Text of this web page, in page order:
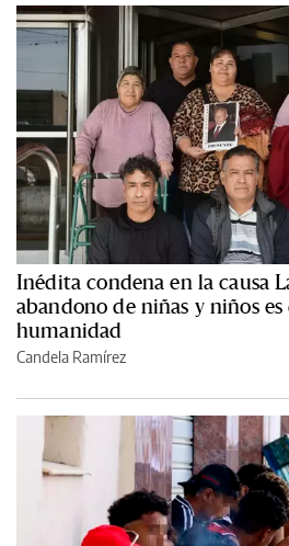
Inédita condena en la causa
abandono de niñas y niños
humanidad
Candela Ramírez